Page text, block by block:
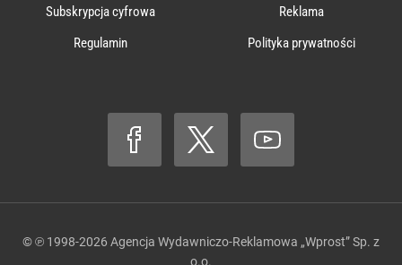
Subskrypcja cyfrowa
Reklama
Regulamin
Polityka prywatności
© ℗ 1998-2026 Agencja Wydawniczo-Reklamowa „Wprost” Sp. z
o.o.